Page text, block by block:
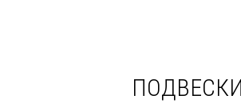
ПОДВЕСКИ